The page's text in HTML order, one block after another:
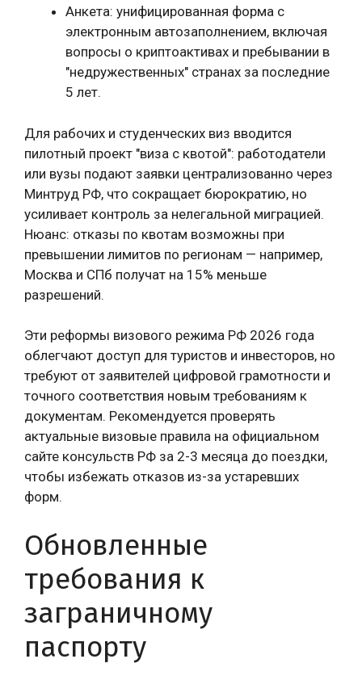
Анкета: унифицированная форма с
электронным автозаполнением, включая
вопросы о криптоактивах и пребывании в
"недружественных" странах за последние
5 лет.
Для рабочих и студенческих виз вводится
пилотный проект "виза с квотой": работодатели
или вузы подают заявки централизованно через
Минтруд РФ, что сокращает бюрократию, но
усиливает контроль за нелегальной миграцией.
Нюанс: отказы по квотам возможны при
превышении лимитов по регионам — например,
Москва и СПб получат на 15% меньше
разрешений.
Эти реформы визового режима РФ 2026 года
облегчают доступ для туристов и инвесторов, но
требуют от заявителей цифровой грамотности и
точного соответствия новым требованиям к
документам. Рекомендуется проверять
актуальные визовые правила на официальном
сайте консульств РФ за 2-3 месяца до поездки,
чтобы избежать отказов из-за устаревших
форм.
Обновленные
требования к
заграничному
паспорту